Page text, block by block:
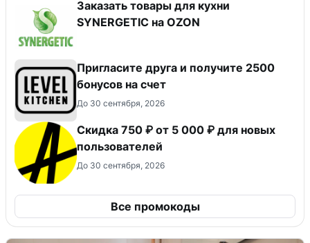
Заказать товары для кухни
SYNERGETIC на OZON
Пригласите друга и получите 2500
бонусов на счет
До 30 сентября, 2026
Скидка 750 ₽ от 5 000 ₽ для новых
пользователей
До 30 сентября, 2026
Все промокоды